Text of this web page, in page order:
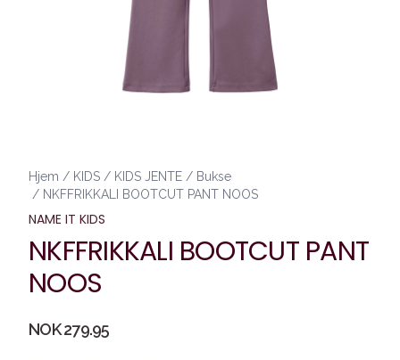
Hjem / KIDS / KIDS JENTE / Bukse
/ NKFFRIKKALI BOOTCUT PANT NOOS
NAME IT KIDS
NKFFRIKKALI BOOTCUT PANT
NOOS
Produktdetaljer
NOK 279.95